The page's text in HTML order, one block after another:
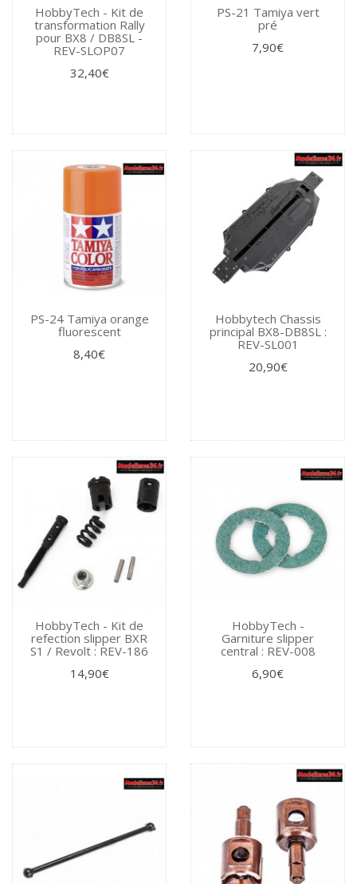
HobbyTech - Kit de
transformation Rally
pour BX8 / DB8SL -
REV-SLOP07
32,40€
PS-21 Tamiya vert
pré
7,90€
PS-24 Tamiya orange
fluorescent
8,40€
Hobbytech Chassis
principal BX8-DB8SL :
REV-SL001
20,90€
HobbyTech - Kit de
refection slipper BXR
S1 / Revolt : REV-186
14,90€
HobbyTech -
Garniture slipper
central : REV-008
6,90€